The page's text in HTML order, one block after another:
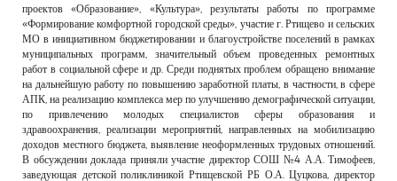
проектов «Образование», «Культура», результаты работы по программе
«Формирование комфортной городской среды», участие г. Ртищево и сельских
МО в инициативном бюджетировании и благоустройстве поселений в рамках
муниципальных программ, значительный объем проведенных ремонтных
работ в социальной сфере и др. Среди поднятых проблем обращено внимание
на дальнейшую работу по повышению заработной платы, в частности, в сфере
АПК, на реализацию комплекса мер по улучшению демографической ситуации,
по привлечению молодых специалистов сферы образования и
здравоохранения, реализации мероприятий, направленных на мобилизацию
доходов местного бюджета, выявление неоформленных трудовых отношений.
В обсуждении доклада приняли участие директор СОШ №4 А.А. Тимофеев,
заведующая детской поликлиникой Ртищевской РБ О.А. Цуцкова, директор